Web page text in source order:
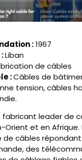
:1967
Liban
de câbles
:Câbles de
tension, câbles
fabricant leader de
Orient et en
câbles
des